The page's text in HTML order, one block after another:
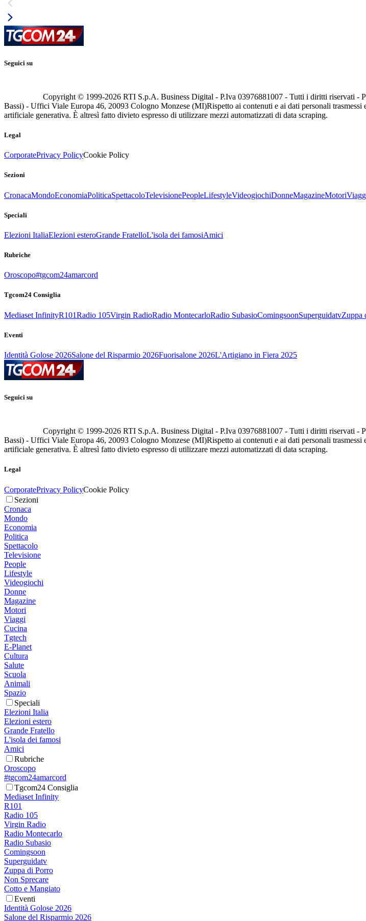
Seguici su
Copyright © 1999-2026 RTI S.p.A. Business Digital - P.Iva 03976881007 - Tutti i diritti riservati -
Bassi) - Uffici Viale Europa 46, 20093 Cologno Monzese (MI)Rispetto ai contenuti e ai dati personali
artificiale generativa. È altresì fatto divieto espresso di utilizzare mezzi automatizzati di data scraping.
Legal
CorporatePrivacy PolicyCookie Policy
Sezioni
CronacaMondoEconomiaPoliticaSpettacoloTelevisionePeopleLifestyleVideogiochiDonneMagazineMotori
Speciali
Elezioni ItaliaElezioni esteroGrande FratelloL'isola dei famosiAmici
Rubriche
Oroscopo#tgcom24amarcord
Tgcom24 Consiglia
Mediaset InfinityR101Radio 105Virgin RadioRadio MontecarloRadio SubasioComingsoonSuperguidatvZuppa
Eventi
Identità Golose 2026Salone del Risparmio 2026Fuorisalone 2026L'Artigiano in Fiera 2025
Seguici su
Copyright © 1999-2026 RTI S.p.A. Business Digital - P.Iva 03976881007 - Tutti i diritti riservati -
Bassi) - Uffici Viale Europa 46, 20093 Cologno Monzese (MI)Rispetto ai contenuti e ai dati personali
artificiale generativa. È altresì fatto divieto espresso di utilizzare mezzi automatizzati di data scraping.
Legal
CorporatePrivacy PolicyCookie Policy
Sezioni
Cronaca
Mondo
Economia
Politica
Spettacolo
Televisione
People
Lifestyle
Videogiochi
Donne
Magazine
Motori
Viaggi
Cucina
Tgtech
E-Planet
Cultura
Salute
Scuola
Animali
Spazio
Speciali
Elezioni Italia
Elezioni estero
Grande Fratello
L'isola dei famosi
Amici
Rubriche
Oroscopo
#tgcom24amarcord
Tgcom24 Consiglia
Mediaset Infinity
R101
Radio 105
Virgin Radio
Radio Montecarlo
Radio Subasio
Comingsoon
Superguidatv
Zuppa di Porro
Non Sprecare
Cotto e Mangiato
Eventi
Identità Golose 2026
Salone del Risparmio 2026